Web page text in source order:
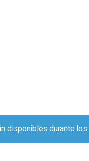
disponibles durante